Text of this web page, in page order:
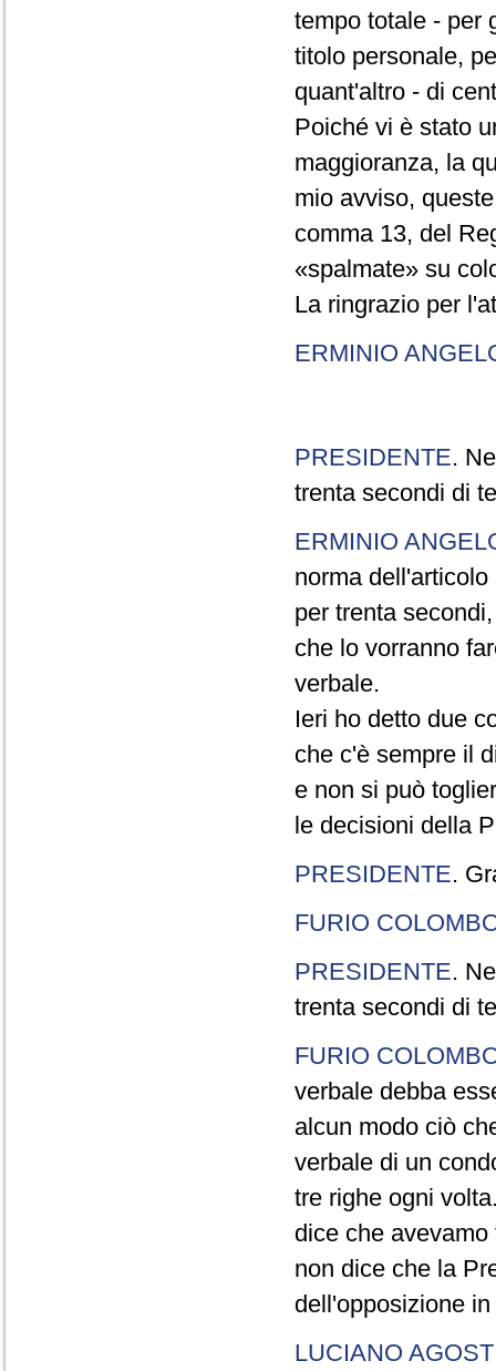
tempo totale - per
titolo personale,
quant'altro - di
Poiché vi è stato
maggioranza, la
mio avviso,
comma 13, del
«spalmate» su
La ringrazio per
ERMINIO
PRESIDENTE.
trenta secondi di
ERMINIO
norma
per trenta
che lo vorranno
verbale.
Ieri ho detto due
che c'è sempre il
e non si può
le decisioni della
PRESIDENTE.
FURIO
PRESIDENTE.
trenta secondi di
FURIO
verbale debba
alcun modo ciò
verbale di un
tre righe ogni
dice che
non dice che la
dell'opposizione
LUCIANO